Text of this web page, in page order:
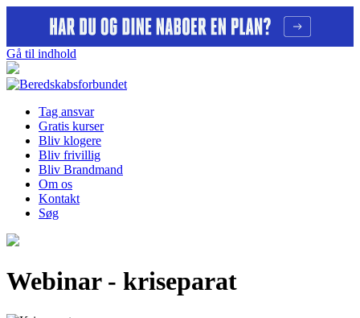
Gå til indhold
Tag ansvar
Gratis kurser
Bliv klogere
Bliv frivillig
Bliv Brandmand
Om os
Kontakt
Søg
Webinar - kriseparat